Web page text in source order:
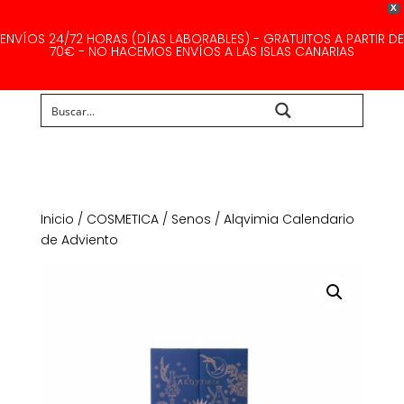
X
ENVÍOS 24/72 HORAS (DÍAS LABORABLES) - GRATUITOS A PARTIR DE
70€ - NO HACEMOS ENVÍOS A LAS ISLAS CANARIAS
Inicio / COSMETICA/ Senos / Alqvimia Calendario
de Adviento